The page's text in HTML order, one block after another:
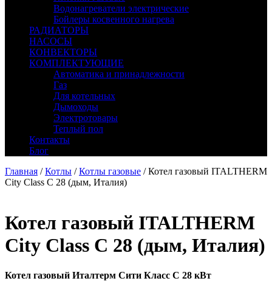
Водонагреватели электрические
Бойлеры косвенного нагрева
РАДИАТОРЫ
НАСОСЫ
КОНВЕКТОРЫ
КОМПЛЕКТУЮЩИЕ
Автоматика и принадлежности
Газ
Для котельных
Дымоходы
Электротовары
Теплый пол
Контакты
Блог
Главная /Котлы /Котлы газовые / Котел газовый ITALTHERM
City Class C 28 (дым, Италия)
Котел газовый ITALTHERM
City Class C 28 (дым, Италия)
Котел газовый Италтерм Сити Класс С 28 кВт